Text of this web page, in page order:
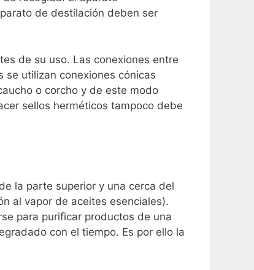
de destilación deben ser
de su uso. Las conexiones entre
se utilizan conexiones cónicas
o corcho y de este modo
sellos herméticos tampoco debe
la parte superior y una cerca del
al vapor de aceites esenciales).
para purificar productos de una
con el tiempo. Es por ello la